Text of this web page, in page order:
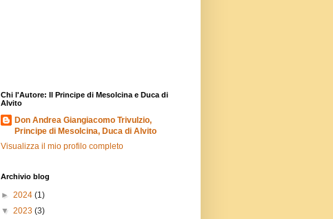
Chi l'Autore: Il Principe di Mesolcina e Duca di
Alvito
Don Andrea Giangiacomo Trivulzio,
Principe di Mesolcina, Duca di Alvito
Visualizza il mio profilo completo
Archivio blog
► 2024 (1)
▼ 2023 (3)